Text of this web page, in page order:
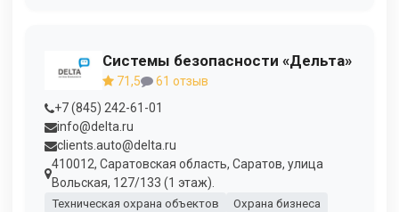
Системы безопасности «Дельта»
71,5
61 отзыв
+7 (845) 242-61-01
info@delta.ru
clients.auto@delta.ru
410012, Саратовская область, Саратов, улица
Вольская, 127/133 (1 этаж).
Техническая охрана объектов
Охрана бизнеса